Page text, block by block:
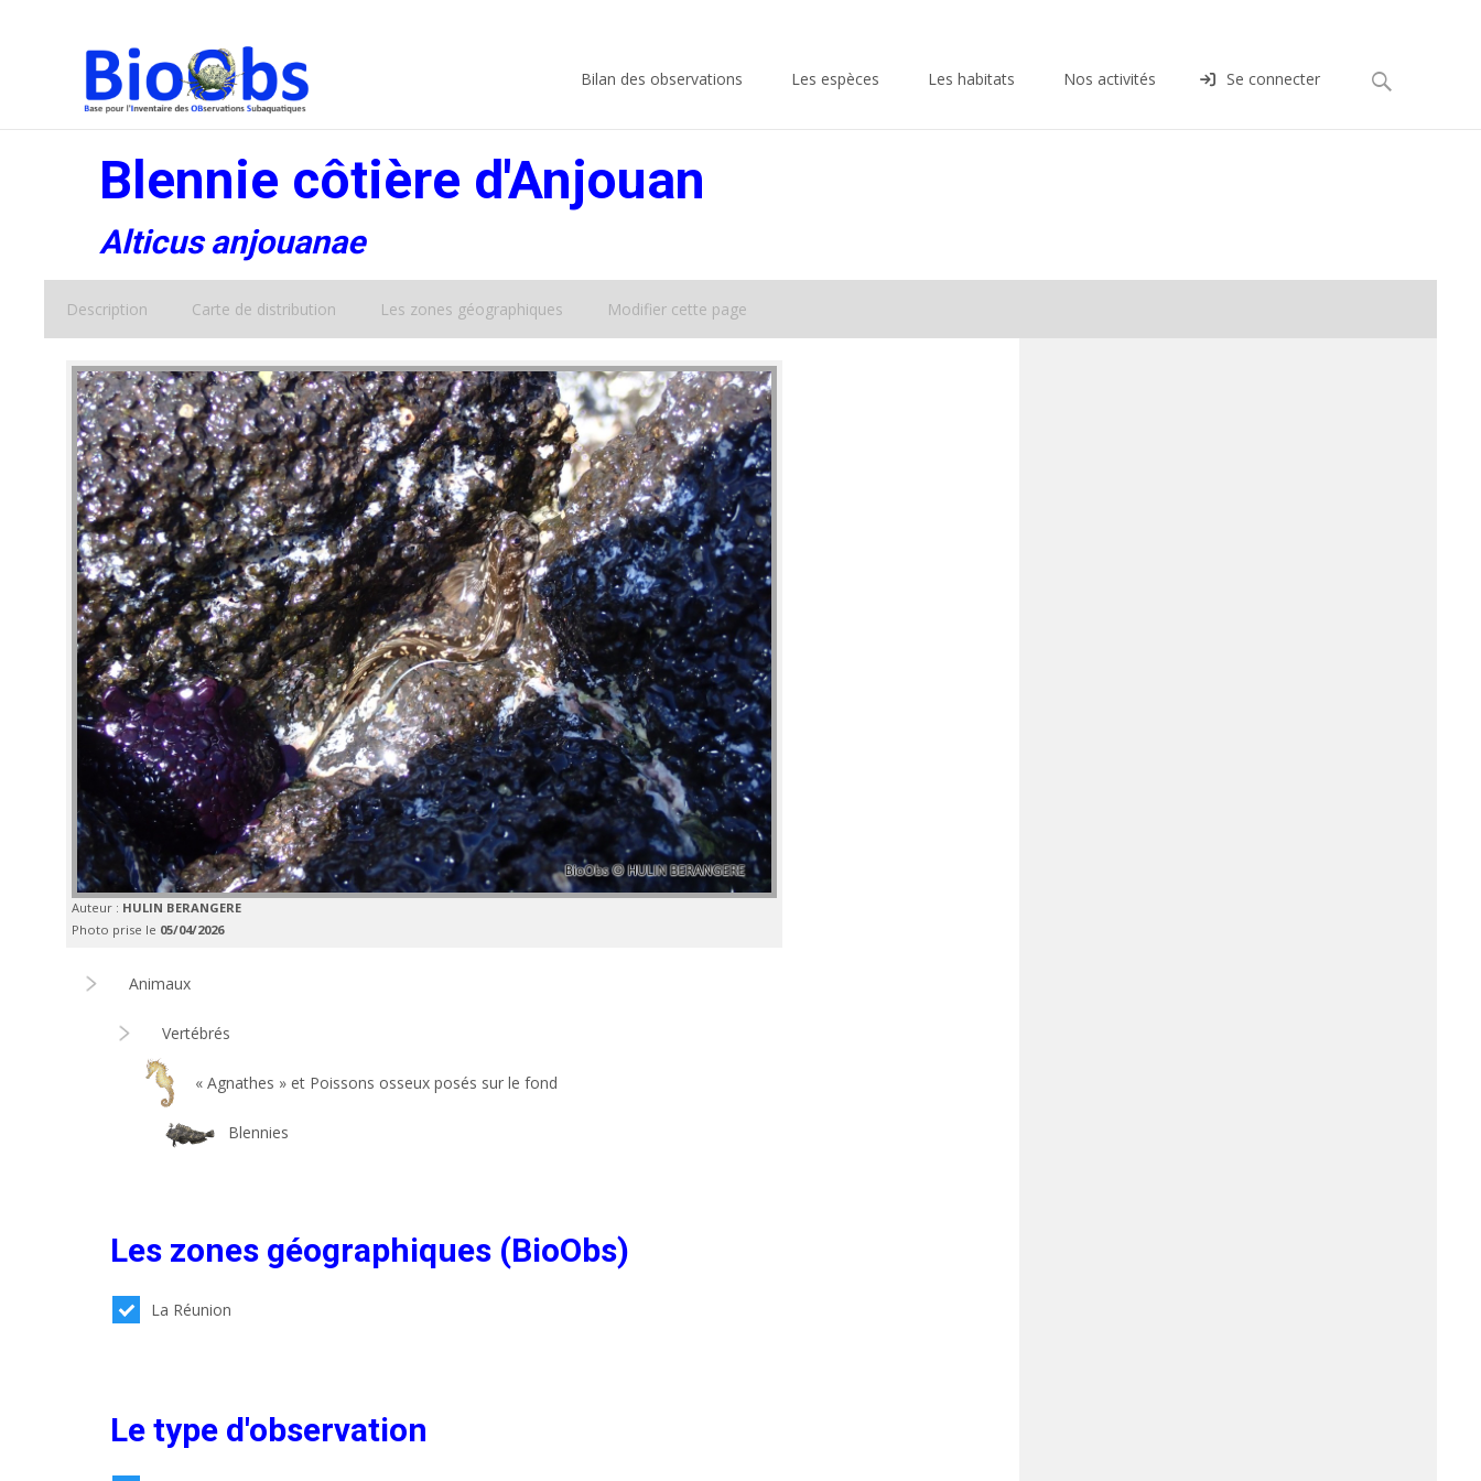
Bilan des observations Les espèces Les habitats Nos activités Se connecter Rechercher :
Blennie côtière d'Anjouan
Alticus anjouanae
Description Carte de distribution Les zones géographiques Modifier cette page
Auteur : HULIN BERANGERE
Photo prise le 05/04/2026
Animaux
Vertébrés
« Agnathes » et Poissons osseux posés sur le fond
Blennies
Les zones géographiques (BioObs)
La Réunion
Le type d'observation